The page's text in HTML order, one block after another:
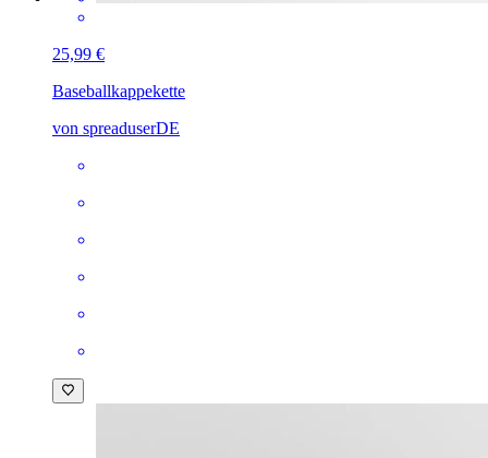
25,99 €
Baseballkappekette
von spreaduserDE